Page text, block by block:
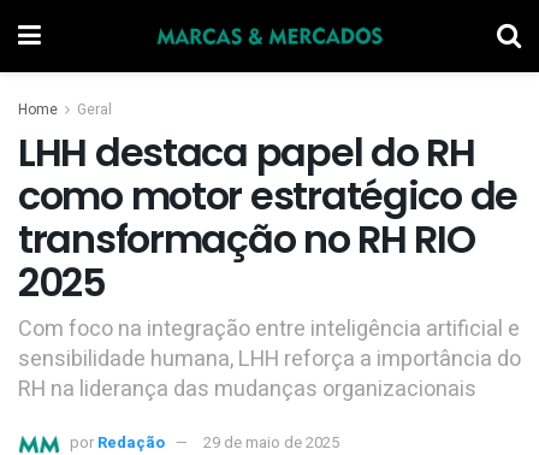
Home Geral
LHH destaca papel do RH
como motor estratégico de
transformação no RH RIO
2025
Com foco na integração entre inteligência artificial e
sensibilidade humana, LHH reforça a importância do
RH na liderança das mudanças organizacionais
por Redação 29 de maio de 2025